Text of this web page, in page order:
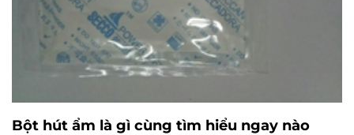
Bột hút ẩm là gì cùng tìm hiểu ngay nào